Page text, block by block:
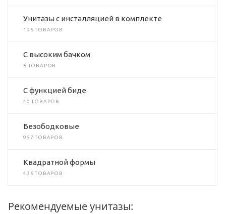
Унитазы с инсталляцией в комплекте
196 ТОВАРОВ
C высоким бачком
8 ТОВАРОВ
C функцией биде
40 ТОВАРОВ
Безободковые
957 ТОВАРОВ
Квадратной формы
436 ТОВАРОВ
Рекомендуемые унитазы: